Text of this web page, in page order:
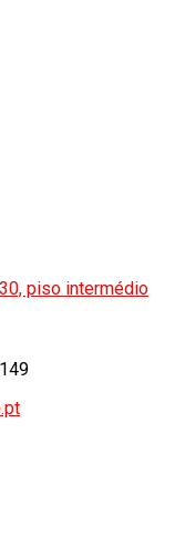
piso intermédio